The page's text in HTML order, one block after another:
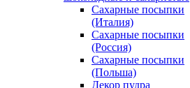
Сахарные посыпки
(Италия)
Сахарные посыпки
(Россия)
Сахарные посыпки
(Польша)
Декор пудра